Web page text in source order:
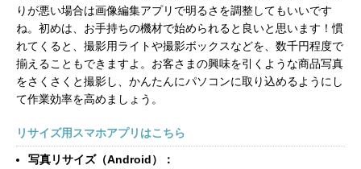
りが悪い場合は画像編集アプリで明るさを調整してもいいです
ね。初めは、お手持ちの機材で始められると良いと思います！慣
れてくると、撮影用ライトや撮影ボックスなどを、数千円程度で
揃えることもできますよ。お客さまの興味を引くような商品写真
をさくさくと撮影し、かんたんにパソコンに取り込めるようにし
て作業効率を高めましょう。
リサイズ用スマホアプリはこちら
写真リサイズ（Android）：